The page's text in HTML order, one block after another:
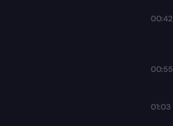
00:42
00:55
01:03